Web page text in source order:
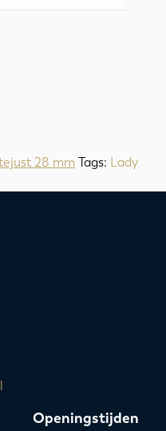
28 mm Tags: Lady
Openingstijden